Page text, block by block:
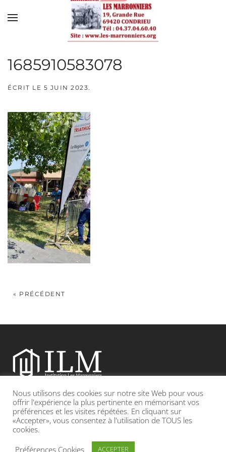
Skip to main content
1685910583078
ÉCRIT LE 5 JUIN 2023.
« PRÉCÉDENT
Etablissement catholique sous contrat d’association avec l’Etat
Adresse : 19, Grande rue 69420 CONDRIEU
INFOS LÉGALES POLITIQUE DE CONFIDENTIALITÉ
Nous utilisons des cookies sur notre site Web pour vous
offrir l'expérience la plus pertinente en mémorisant vos
préférences et les visites répétées. En cliquant sur
«Accepter», vous consentez à l'utilisation de TOUS les
cookies.
Préférences Cookies
ACCEPTER